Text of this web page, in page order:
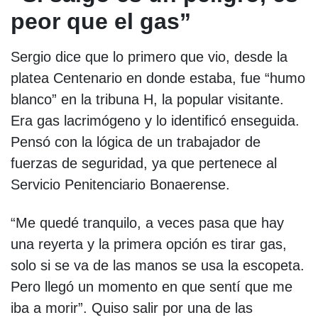
peor que el gas”
Sergio dice que lo primero que vio, desde la
platea Centenario en donde estaba, fue “humo
blanco” en la tribuna H, la popular visitante.
Era gas lacrimógeno y lo identificó enseguida.
Pensó con la lógica de un trabajador de
fuerzas de seguridad, ya que pertenece al
Servicio Penitenciario Bonaerense.
“Me quedé tranquilo, a veces pasa que hay
una reyerta y la primera opción es tirar gas,
solo si se va de las manos se usa la escopeta.
Pero llegó un momento en que sentí que me
iba a morir”. Quiso salir por una de las